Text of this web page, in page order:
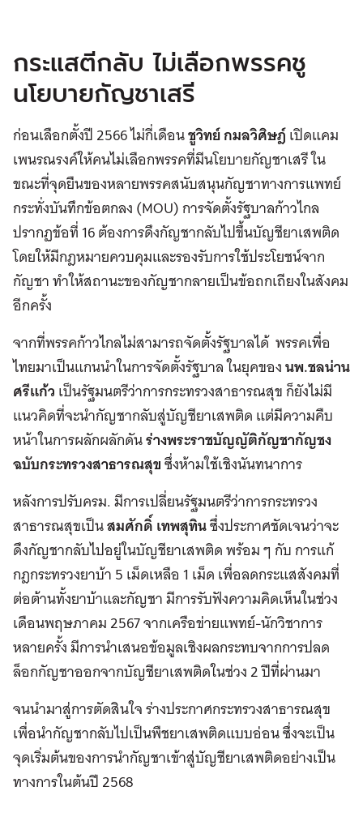
กระแสตีกลับ ไม่เลือกพรรคชู
นโยบายกัญชาเสรี
ก่อนเลือกตั้งปี 2566 ไม่กี่เดือนชูวิทย์ กมลวิศิษฎ์เปิดแคม
เพนรณรงค์ให้คนไม่เลือกพรรคที่มีนโยบายกัญชาเสรี ใน
ขณะที่จุดยืนของหลายพรรคสนับสนุนกัญชาทางการแพทย์
กระทั่งบันทึกข้อตกลง (MOU) การจัดตั้งรัฐบาลก้าวไกล
ปรากฏข้อที่ 16 ต้องการดึงกัญชากลับไปขึ้นบัญชียาเสพติด
โดยให้มีกฎหมายควบคุมและรองรับการใช้ประโยชน์จาก
กัญชา ทำให้สถานะของกัญชากลายเป็นข้อถกเถียงในสังคม
อีกครั้ง
จากที่พรรคก้าวไกลไม่สามารถจัดตั้งรัฐบาลได้ พรรคเพื่อ
ไทยมาเป็นแกนนำในการจัดตั้งรัฐบาล ในยุคของนพ.ชลน่าน
ศรีแก้วเป็นรัฐมนตรีว่าการกระทรวงสาธารณสุข ก็ยังไม่มี
แนวคิดที่จะนำกัญชากลับสู่บัญชียาเสพติด แต่มีความคืบ
หน้าในการผลักผลักดันร่างพระราชบัญญัติกัญชากัญชง
ฉบับกระทรวงสาธารณสุขซึ่งห้ามใช้เชิงนันทนาการ
หลังการปรับครม. มีการเปลี่ยนรัฐมนตรีว่าการกระทรวง
สาธารณสุขเป็นสมศักดิ์ เทพสุทินซึ่งประกาศชัดเจนว่าจะ
ดึงกัญชากลับไปอยู่ในบัญชียาเสพติด พร้อม ๆ กับ การแก้
กฎกระทรวงยาบ้า 5 เม็ดเหลือ 1 เม็ด เพื่อลดกระแสสังคมที่
ต่อต้านทั้งยาบ้าและกัญชา มีการรับฟังความคิดเห็นในช่วง
เดือนพฤษภาคม 2567 จากเครือข่ายแพทย์-นักวิชาการ
หลายครั้ง มีการนำเสนอข้อมูลเชิงผลกระทบจากการปลด
ล็อกกัญชาออกจากบัญชียาเสพติดในช่วง 2 ปีที่ผ่านมา
จนนำมาสู่การตัดสินใจ ร่างประกาศกระทรวงสาธารณสุข
เพื่อนำกัญชากลับไปเป็นพืชยาเสพติดแบบอ่อน ซึ่งจะเป็น
จุดเริ่มต้นของการนำกัญชาเข้าสู่บัญชียาเสพติดอย่างเป็น
ทางการในต้นปี 2568